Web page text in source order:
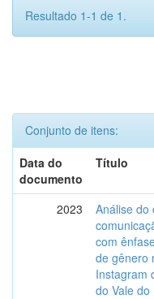
Resultado 1-1 de 1.
Conjunto de itens:
Data do
documento
Título
2023
Análise do
com
de gênero
Instagram
do Vale do